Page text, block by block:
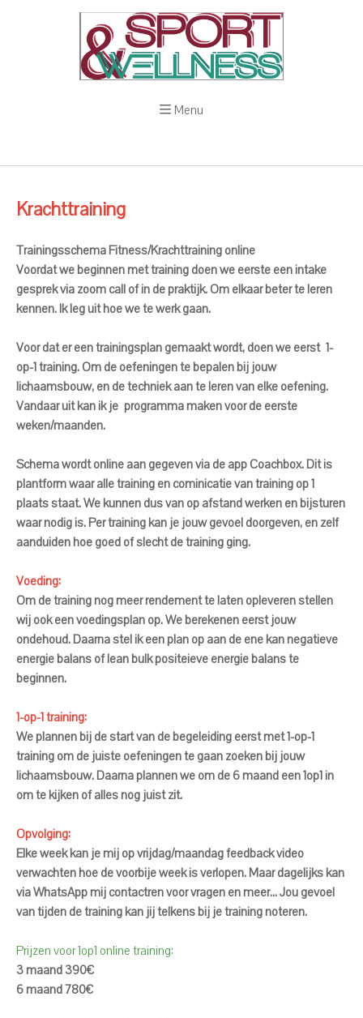
Menu
Krachttraining
Trainingsschema Fitness/Krachttraining online
Voordat we beginnen met training doen we eerste een intake
gesprek via zoom call of in de praktijk. Om elkaar beter te leren
kennen. Ik leg uit hoe we te werk gaan.
Voor dat er een trainingsplan gemaakt wordt, doen we eerst 1-
op-1 training. Om de oefeningen te bepalen bij jouw
lichaamsbouw, en de techniek aan te leren van elke oefening.
Vandaar uit kan ik je programma maken voor de eerste
weken/maanden.
Schema wordt online aan gegeven via de app Coachbox. Dit is
plantform waar alle training en cominicatie van training op 1
plaats staat. We kunnen dus van op afstand werken en bijsturen
waar nodig is. Per training kan je jouw gevoel doorgeven, en zelf
aanduiden hoe goed of slecht de training ging.
Voeding:
Om de training nog meer rendement te laten opleveren stellen
wij ook een voedingsplan op. We berekenen eerst jouw
ondehoud. Daarna stel ik een plan op aan de ene kan negatieve
energie balans of lean bulk positeieve energie balans te
beginnen.
1-op-1 training:
We plannen bij de start van de begeleiding eerst met 1-op-1
training om de juiste oefeningen te gaan zoeken bij jouw
lichaamsbouw. Daarna plannen we om de 6 maand een 1op1 in
om te kijken of alles nog juist zit.
Opvolging:
Elke week kan je mij op vrijdag/maandag feedback video
verwachten hoe de voorbije week is verlopen. Maar dagelijks kan
via WhatsApp mij contactren voor vragen en meer... Jou gevoel
van tijden de training kan jij telkens bij je training noteren.
Prijzen voor 1op1 online training:
3 maand 390€
6 maand 780€